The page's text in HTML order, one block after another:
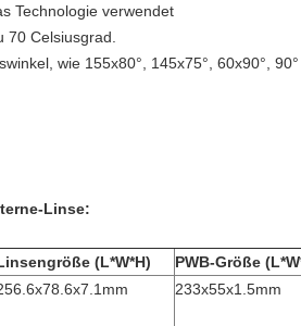
Technologie verwendet
Celsiusgrad.
wie 155x80°, 145x75°, 60x90°,
Linse:
(L*W*H)
PWB-Größe
233x55x1.5mm